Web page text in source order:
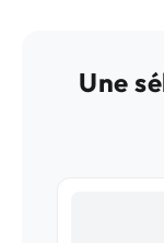
Une